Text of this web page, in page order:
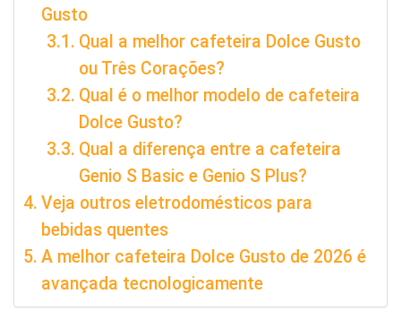
Gusto
Qual a melhor cafeteira Dolce Gusto
ou Três Corações?
Qual é o melhor modelo de cafeteira
Dolce Gusto?
Qual a diferença entre a cafeteira
Genio S Basic e Genio S Plus?
Veja outros eletrodomésticos para
bebidas quentes
A melhor cafeteira Dolce Gusto de 2026 é
avançada tecnologicamente